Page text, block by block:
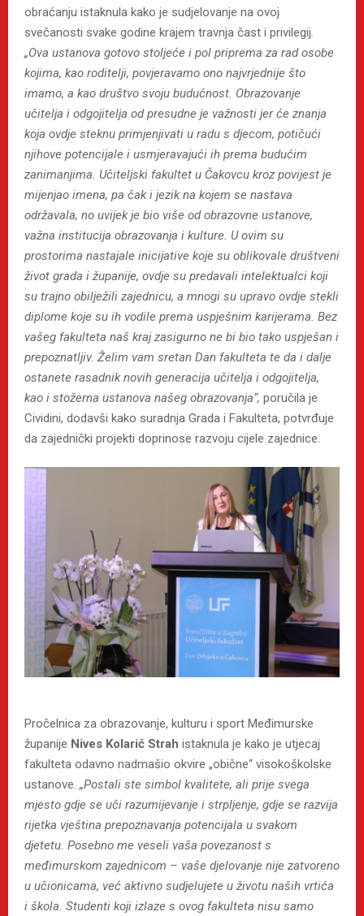
obraćanju istaknula kako je sudjelovanje na ovoj
svečanosti svake godine krajem travnja čast i privilegij.
„Ova ustanova gotovo stoljeće i pol priprema za rad osobe
kojima, kao roditelji, povjeravamo ono najvrjednije što
imamo, a kao društvo svoju budućnost. Obrazovanje
učitelja i odgojitelja od presudne je važnosti jer će znanja
koja ovdje steknu primjenjivati u radu s djecom, potičući
njihove potencijale i usmjeravajući ih prema budućim
zanimanjima. Učiteljski fakultet u Čakovcu kroz povijest je
mijenjao imena, pa čak i jezik na kojem se nastava
održavala, no uvijek je bio više od obrazovne ustanove,
važna institucija obrazovanja i kulture. U ovim su
prostorima nastajale inicijative koje su oblikovale društveni
život grada i županije, ovdje su predavali intelektualci koji
su trajno obilježili zajednicu, a mnogi su upravo ovdje stekli
diplome koje su ih vodile prema uspješnim karijerama. Bez
vašeg fakulteta naš kraj zasigurno ne bi bio tako uspješan i
prepoznatljiv. Želim vam sretan Dan fakulteta te da i dalje
ostanete rasadnik novih generacija učitelja i odgojitelja,
kao i stožerna ustanova našeg obrazovanja“, poručila je
Cividini, dodavši kako suradnja Grada i Fakulteta, potvrđuje
da zajednički projekti doprinose razvoju cijele zajednice.
Pročelnica za obrazovanje, kulturu i sport Međimurske
županije Nives Kolarić Strah istaknula je kako je utjecaj
fakulteta odavno nadmašio okvire „obične“ visokoškolske
ustanove. „Postali ste simbol kvalitete, ali prije svega
mjesto gdje se uči razumijevanje i strpljenje, gdje se razvija
rijetka vještina prepoznavanja potencijala u svakom
djetetu. Posebno me veseli vaša povezanost s
međimurskom zajednicom – vaše djelovanje nije zatvoreno
u učionicama, već aktivno sudjelujete u životu naših vrtića
i škola. Studenti koji izlaze s ovog fakulteta nisu samo